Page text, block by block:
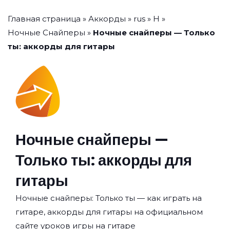
Главная страница » Аккорды » rus » Н »
Ночные Снайперы » Ночные снайперы — Только
ты: аккорды для гитары
Ночные снайперы —
Только ты: аккорды для
гитары
Ночные снайперы: Только ты — как играть на
гитаре, аккорды для гитары на официальном
сайте уроков игры на гитаре